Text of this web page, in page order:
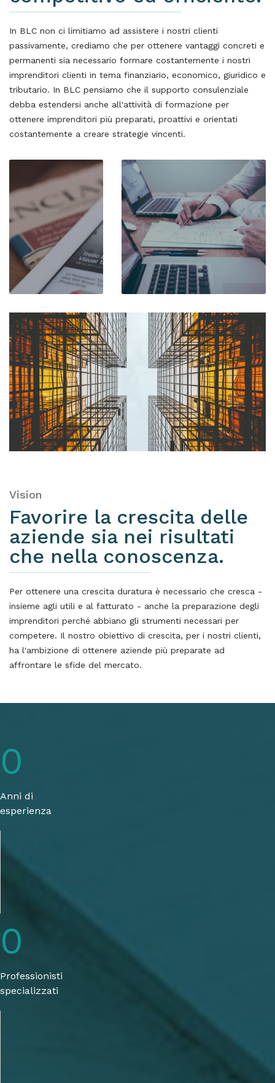
In BLC non ci limitiamo ad assistere i nostri clienti
passivamente, crediamo che per ottenere vantaggi concreti e
permanenti sia necessario formare costantemente i nostri
imprenditori clienti in tema finanziario, economico, giuridico e
tributario. In BLC pensiamo che il supporto consulenziale
debba estendersi anche all'attività di formazione per
ottenere imprenditori più preparati, proattivi e orientati
costantemente a creare strategie vincenti.
Vision
Favorire la crescita delle
aziende sia nei risultati
che nella conoscenza.
Per ottenere una crescita duratura è necessario che cresca -
insieme agli utili e al fatturato - anche la preparazione degli
imprenditori perché abbiano gli strumenti necessari per
competere. Il nostro obiettivo di crescita, per i nostri clienti,
ha l'ambizione di ottenere aziende più preparate ad
affrontare le sfide del mercato.
0
Anni di
esperienza
0
Professionisti
specializzati